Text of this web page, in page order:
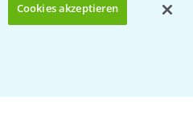
30-20220
Cookies akzeptieren